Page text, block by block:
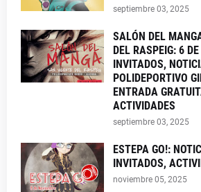
septiembre 03, 2025
SALÓN DEL
DEL RASPEIG: 6
INVITADOS,
POLIDEPORTIVO
ENTRADA
ACTIVIDADES
septiembre 03, 2025
ESTEPA GO!:
INVITADOS,
noviembre 05, 2025